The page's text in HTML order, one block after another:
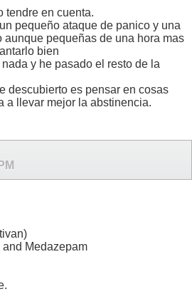
tendre en cuenta.
pequeño ataque de panico y una
aunque pequeñas de una hora mas
bien
y he pasado el resto de la
descubierto es pensar en cosas
a llevar mejor la abstinencia.
Medazepam